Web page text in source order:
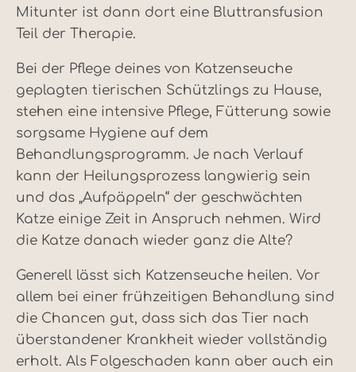
Mitunter ist dann dort eine Bluttransfusion
Teil der Therapie.
Bei der Pflege deines von Katzenseuche
geplagten tierischen Schützlings zu Hause,
stehen eine intensive Pflege, Fütterung sowie
sorgsame Hygiene auf dem
Behandlungsprogramm. Je nach Verlauf
kann der Heilungsprozess langwierig sein
und das „Aufpäppeln“ der geschwächten
Katze einige Zeit in Anspruch nehmen. Wird
die Katze danach wieder ganz die Alte?
Generell lässt sich Katzenseuche heilen. Vor
allem bei einer frühzeitigen Behandlung sind
die Chancen gut, dass sich das Tier nach
überstandener Krankheit wieder vollständig
erholt. Als Folgeschaden kann aber auch ein